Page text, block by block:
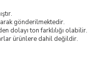
gönderilmektedir.
dolayı ton farklılığı olabilir.
ürünlere dahil değildir.